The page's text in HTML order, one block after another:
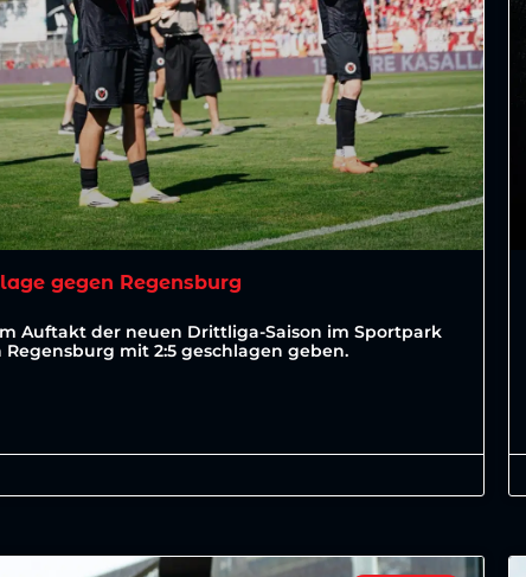
gegen Regensburg
Auftakt der neuen Drittliga-Saison im Sportpark
Regensburg mit 2:5 geschlagen geben.